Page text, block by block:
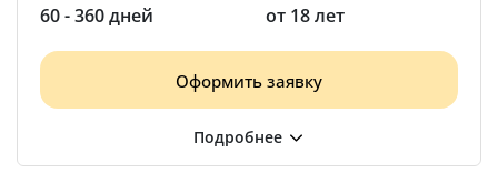
60 - 360 дней от 18 лет
Оформить заявку